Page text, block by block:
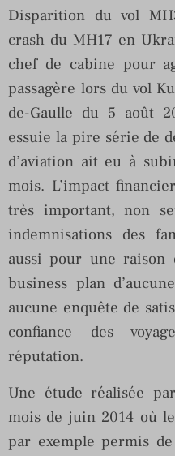
Disparition du vol
crash du MH17 en
chef de cabine pour
passagère lors du vol
de-Gaulle du 5 août
essuie la pire série de
d’aviation ait eu à
mois. L’impact
très important, non
indemnisations des
aussi pour une
business plan
aucune enquête de
confiance des
réputation.
Une étude réalisée
mois de juin 2014 où
par exemple permis